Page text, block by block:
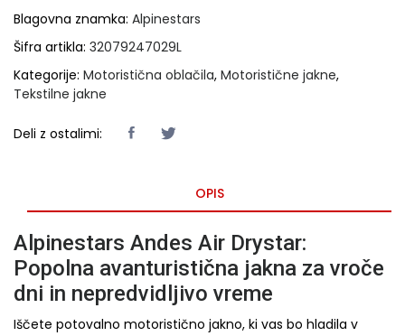
Blagovna znamka: Alpinestars
Šifra artikla: 32079247029L
Kategorije: Motoristična oblačila, Motoristične jakne,
Tekstilne jakne
Deli z ostalimi:
OPIS
Alpinestars Andes Air Drystar:
Popolna avanturistična jakna za vroče
dni in nepredvidljivo vreme
Iščete potovalno motoristično jakno, ki vas bo hladila v